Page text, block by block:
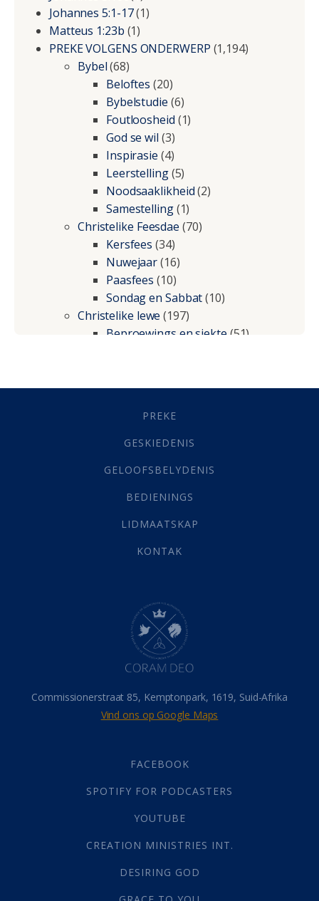
Johannes 5:1-17(1)
Matteus 1:23b (1)
PREKE VOLGENS ONDERWERP (1,194)
Bybel(68)
Beloftes (20)
Bybelstudie (6)
Foutloosheid (1)
God se wil (3)
Inspirasie (4)
Leerstelling(5)
Noodsaaklikheid(2)
Samestelling(1)
Christelike Feesdae (70)
Kersfees (34)
Nuwejaar(16)
Paasfees (10)
Sondag en Sabbat(10)
Christelike lewe (197)
Beproewings en siekte(51)
Geestelike Groei(10)
(21)
Grys Areas(4)
Lewensdoel(3)
Selfondersoek(1)
Werk(22)
(142)
Hemel (31)
Israel (14)
Millennium(1)
Oordeelsdag(19)
Verheerlikte liggaam
Wederkoms
(27)
Gebed(87)
Die Onse Vader(12)
God(392)
Afgode(23)
Almag(1)
Alomteenwoordig
PREKE
GESKIEDENIS
GELOOFSBELYDENIS
BEDIENINGS
LIDMAATSKAP
KONTAK
Commissionerstraat 85, Kemptonpark, 1619, Suid-Afrika
Vind ons op Google Maps
FACEBOOK
SPOTIFY FOR PODCASTERS
YOUTUBE
CREATION MINISTRIES INT.
DESIRING GOD